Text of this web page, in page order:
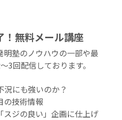
！無料メール講座
明塾のノウハウの一部や最
3回配信しております。
況にも強いのか？
の技術情報
スジの良い」企画に仕上げ